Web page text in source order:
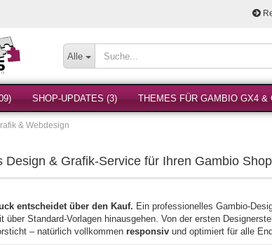
Alle
SHOP-UPDATES (3) THEMES FÜR GAMBIO GX4 &
& Webdesign
Design & Grafik-Service für Ihren Gambio Shop
entscheidet über den Kauf. Ein professionelles Gambio-
über Standard-Vorlagen hinausgehen. Von der ersten
– natürlich vollkommen responsiv und optimiert für alle